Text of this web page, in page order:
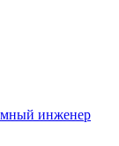
инженер